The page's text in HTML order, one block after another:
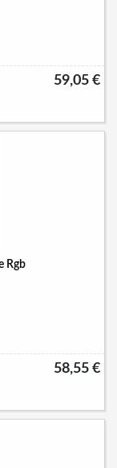
59,05 €
Rgb
58,55 €